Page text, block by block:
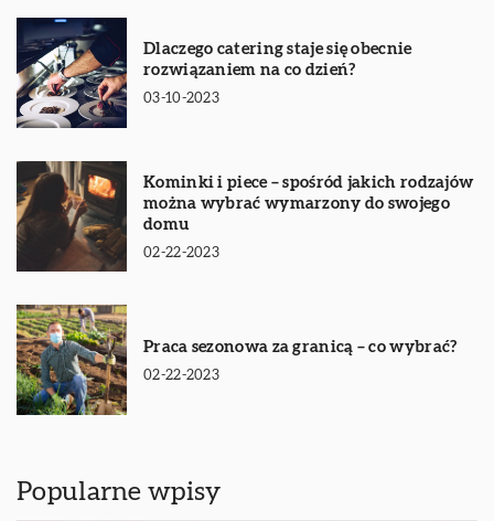
Dlaczego catering staje się obecnie
rozwiązaniem na co dzień?
03-10-2023
Kominki i piece – spośród jakich rodzajów
można wybrać wymarzony do swojego
domu
02-22-2023
Praca sezonowa za granicą – co wybrać?
02-22-2023
Popularne wpisy